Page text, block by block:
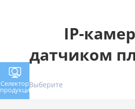
IP-
датчиком
Селектор
продукции